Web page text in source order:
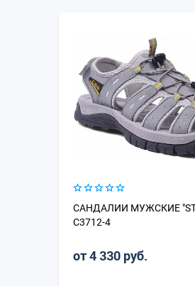
САНДАЛИИ МУЖСКИЕ
C3712-4
от 4 330 руб.